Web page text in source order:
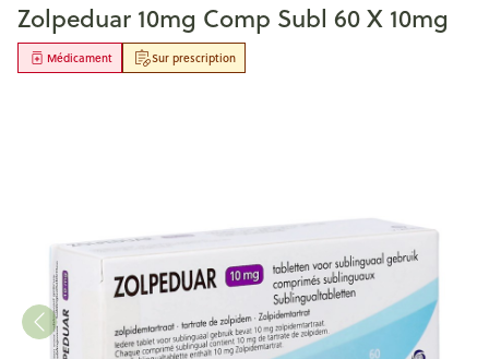
Zolpeduar 10mg Comp Subl 60 X 10mg
Sur prescription
Médicament